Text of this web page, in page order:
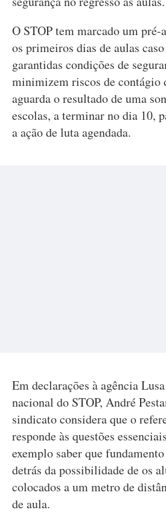
O STOP tem marcado um pré-
os primeiros dias de aulas
garantidas condições de
minimizem riscos de contágio
aguarda o resultado de uma
escolas, a terminar no dia 10,
a ação de luta agendada.
Em declarações à agência
nacional do STOP, André
sindicato considera que o
responde às questões
exemplo saber que
detrás da possibilidade de os
colocados a um metro de
de aula.